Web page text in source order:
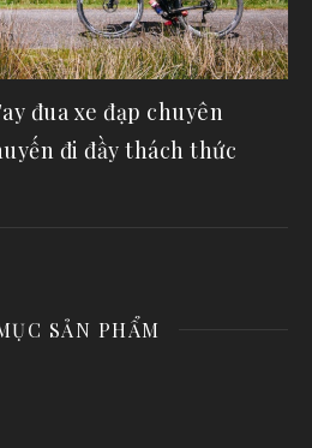
đua xe đạp chuyên
đi đầy thách thức
SẢN PHẨM